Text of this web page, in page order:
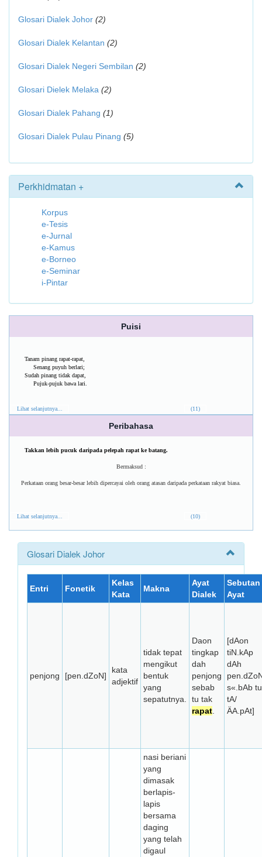
Glosari Dialek Johor (2)
Glosari Dialek Kelantan (2)
Glosari Dialek Negeri Sembilan (2)
Glosari Dielek Melaka (2)
Glosari Dialek Pahang (1)
Glosari Dialek Pulau Pinang (5)
Perkhidmatan +
Korpus
e-Tesis
e-Jurnal
e-Kamus
e-Borneo
e-Seminar
i-Pintar
Puisi
Tanam pinang rapat-rapat,
Senang puyuh berlari;
Sudah pinang tidak dapat,
Pujuk-pujuk bawa lari.
Lihat selanjutnya... (11)
Peribahasa
Takkan lebih pucuk daripada pelepah rapat ke batang.
Bermaksud :
Perkataan orang besar-besar lebih dipercayai oleh orang atasan daripada perkataan rakyat biasa.
Lihat selanjutnya... (10)
Glosari Dialek Johor
Entri Fonetik
Kelas
Kata
Makna
Ayat
Dialek
Sebutan
Ayat
penjong [pen.dZoN]
kata
adjektif
tidak tepat
mengikut
bentuk
yang
sepatutnya.
Daon
tingkap
dah
penjong
sebab
tu tak
rapat
[dAon
tiN.kAp
dAh
s«.bAb tu
tA/
ÄA.pAt]
nasi beriani
yang
dimasak
berlapis-
lapis
bersama
daging
yang telah
digaul